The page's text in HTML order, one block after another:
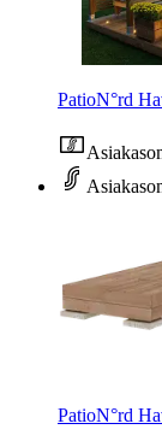
PatioN°rd
PatioN°rd